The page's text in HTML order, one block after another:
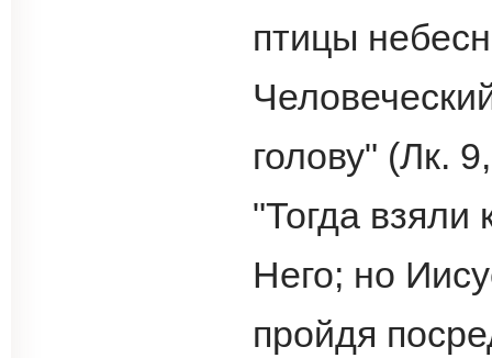
птицы
голову" (Лк.
"Тогда взяли
Него; но
пройдя